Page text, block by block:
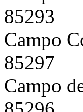
85293
Campo
85297
Campo